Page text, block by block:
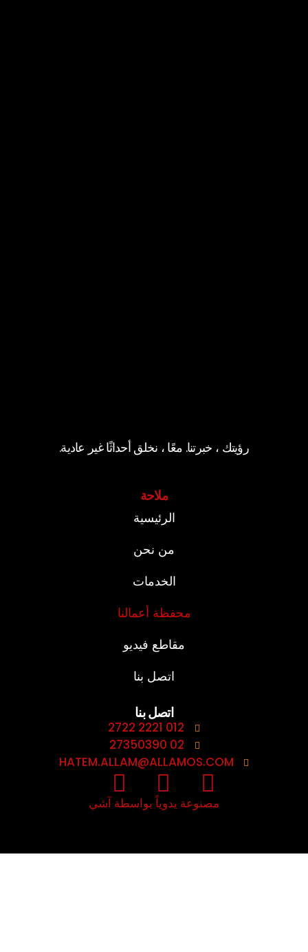
رؤيتك ، خبرتنا. معًا ، نخلق أحداثًا غير عادية.
ملاحة
الرئيسية
من نحن
الخدمات
محفظة أعمالنا
مقاطع فيديو
اتصل بنا
اتصل بنا
012 2221 2722
02 27350390
HATEM.ALLAM@ALLAMOS.COM
مصنوعة يدوياً بواسطة آشي